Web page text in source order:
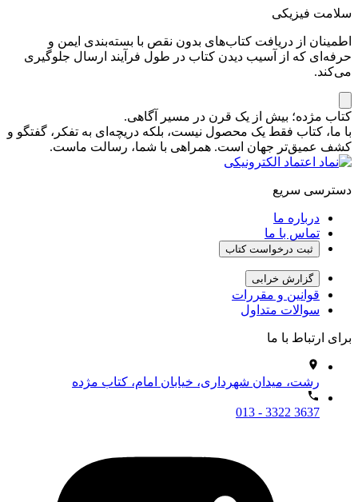
سلامت فیزیکی
اطمینان از دریافت کتاب‌های بدون نقص با بسته‌بندی ایمن و
حرفه‌ای که از آسیب دیدن کتاب در طول فرآیند ارسال جلوگیری
می‌کند.
کتاب مژده؛ بیش از یک قرن در مسیر آگاهی.
با ما، کتاب فقط یک محصول نیست، بلکه دریچه‌ای به تفکر، گفتگو و
کشف عمیق‌تر جهان است. همراهی با شما، رسالت ماست.
دسترسی سریع
درباره ما
تماس با ما
ثبت درخواست کتاب
گزارش خرابی
قوانین و مقررات
سوالات متداول
برای ارتباط با ما
رشت، میدان شهرداری، خیابان امام، کتاب مژده
013 - 3322 3637